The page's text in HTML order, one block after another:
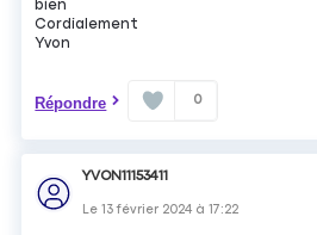
bien
Cordialement
Yvon
Répondre 0
YVON11153411
Le13 février 2024 à17:22